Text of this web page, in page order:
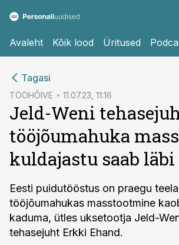
Avaleht Kõik lood Üritused
Tagasi
TÖÖHÕIVE 11.07.23, 11:16
Jeld-Weni
tööjõumahuka
kuldajastu saab läbi
Eesti puidutööstus on praegu
tööjõumahukas masstootmine
kaduma, ütles uksetootja Jeld-
tehasejuht Erkki Ehand.